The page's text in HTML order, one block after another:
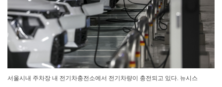
서울시내 주차장 내 전기차충전소에서 전기차량이 충전되고 있다. 뉴시스